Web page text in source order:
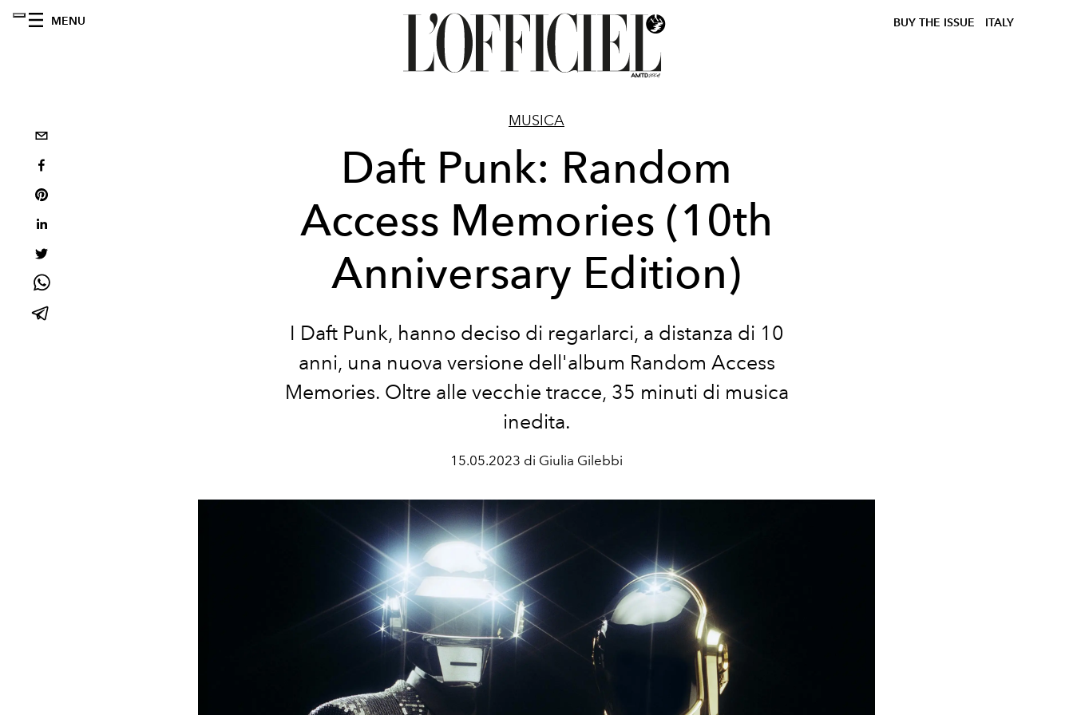
MENU BUY THE ISSUE ITALY
MUSICA
Daft Punk: Random
Access Memories (10th
Anniversary Edition)
I Daft Punk, hanno deciso di regarlarci, a distanza di 10
anni, una nuova versione dell'album Random Access
Memories. Oltre alle vecchie tracce, 35 minuti di musica
inedita.
15.05.2023 di Giulia Gilebbi